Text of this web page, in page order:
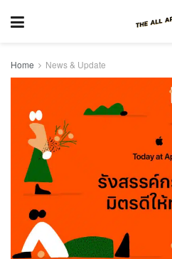
Home News & Update